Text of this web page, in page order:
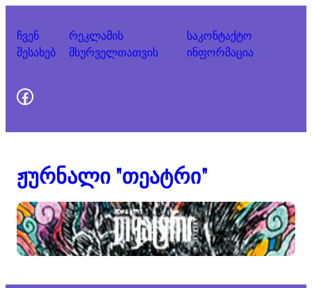
ჩვენ
შესახებ
რეკლამის
მსურველთათვის
საკონტაქტო
ინფორმაცია
გვეწვიეთ "ფეისბუკზე"
ჟურნალი "თეატრი"